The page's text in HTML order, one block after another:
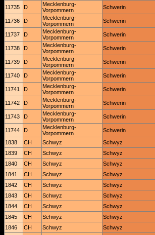
11735 D
Mecklenburg-
Vorpommern
Schwerin
11736 D
Mecklenburg-
Vorpommern
Schwerin
11737 D
Mecklenburg-
Vorpommern
Schwerin
11738 D
Mecklenburg-
Vorpommern
Schwerin
11739 D
Mecklenburg-
Vorpommern
Schwerin
11740 D
Mecklenburg-
Vorpommern
Schwerin
11741 D
Mecklenburg-
Vorpommern
Schwerin
11742 D
Mecklenburg-
Vorpommern
Schwerin
11743 D
Mecklenburg-
Vorpommern
Schwerin
11744 D
Mecklenburg-
Vorpommern
Schwerin
1838
CH Schwyz Schwyz
1839
CH Schwyz Schwyz
1840
CH Schwyz Schwyz
1841
CH Schwyz Schwyz
1842
CH Schwyz Schwyz
1843
CH Schwyz Schwyz
1844
CH Schwyz Schwyz
1845
CH Schwyz Schwyz
1846
CH Schwyz Schwyz